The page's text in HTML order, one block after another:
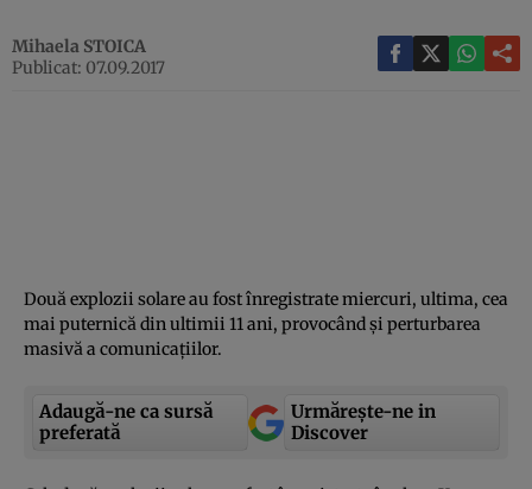
Mihaela STOICA
Publicat: 07.09.2017
Două explozii solare au fost înregistrate miercuri, ultima, cea
mai puternică din ultimii 11 ani, provocând şi perturbarea
masivă a comunicaţiilor.
Adaugă-ne ca sursă
preferată
Urmărește-ne in
Discover